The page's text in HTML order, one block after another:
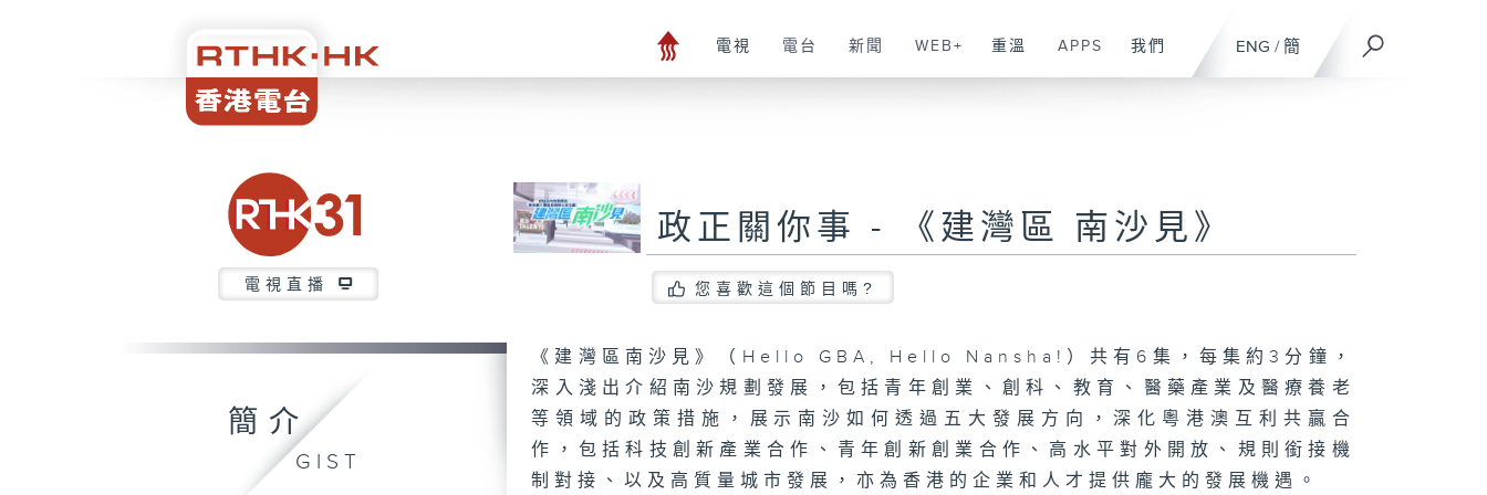
ENG / 簡
電視 電台 新聞 WEB+ 重溫 APPS 我們
電視直播
政正關你事 - 《建灣區 南沙見》
您喜歡這個節目嗎?
簡介
GIST
《建灣區南沙見》（Hello GBA, Hello Nansha!）共有6集，每集約3分鐘，
深入淺出介紹南沙規劃發展，包括青年創業、創科、教育、醫藥產業及醫療養老
等領域的政策措施，展示南沙如何透過五大發展方向，深化粵港澳互利共贏合
作，包括科技創新產業合作、青年創新創業合作、高水平對外開放、規則銜接機
制對接、以及高質量城市發展，亦為香港的企業和人才提供龐大的發展機遇。